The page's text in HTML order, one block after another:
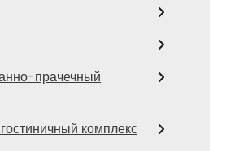
прачечный
комплекс